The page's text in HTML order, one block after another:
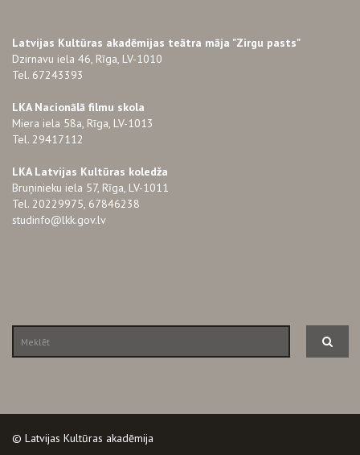
Latvijas Kultūras akadēmijas teātra māja "Zirgu pasts"
Dzirnavu iela 46, Rīga, LV-1010
Tel. 67243393
LKA Nacionālā filmu skola
Miera iela 58a, Rīga, LV-1013
Tel. 29417112
LKA Latvijas Kultūras koledža
Bruņinieku iela 57, Rīga, LV-1011
Tel. 20229975, 67846238
studinfo@lkk.gov.lv
© Latvijas Kultūras akadēmija